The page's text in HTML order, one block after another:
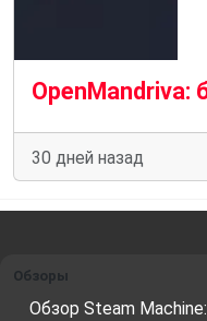
30 дней назад
Обзоры
Обзор Steam Machine: